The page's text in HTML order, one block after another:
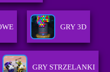
GRY 3D
GRY STRZELANKI